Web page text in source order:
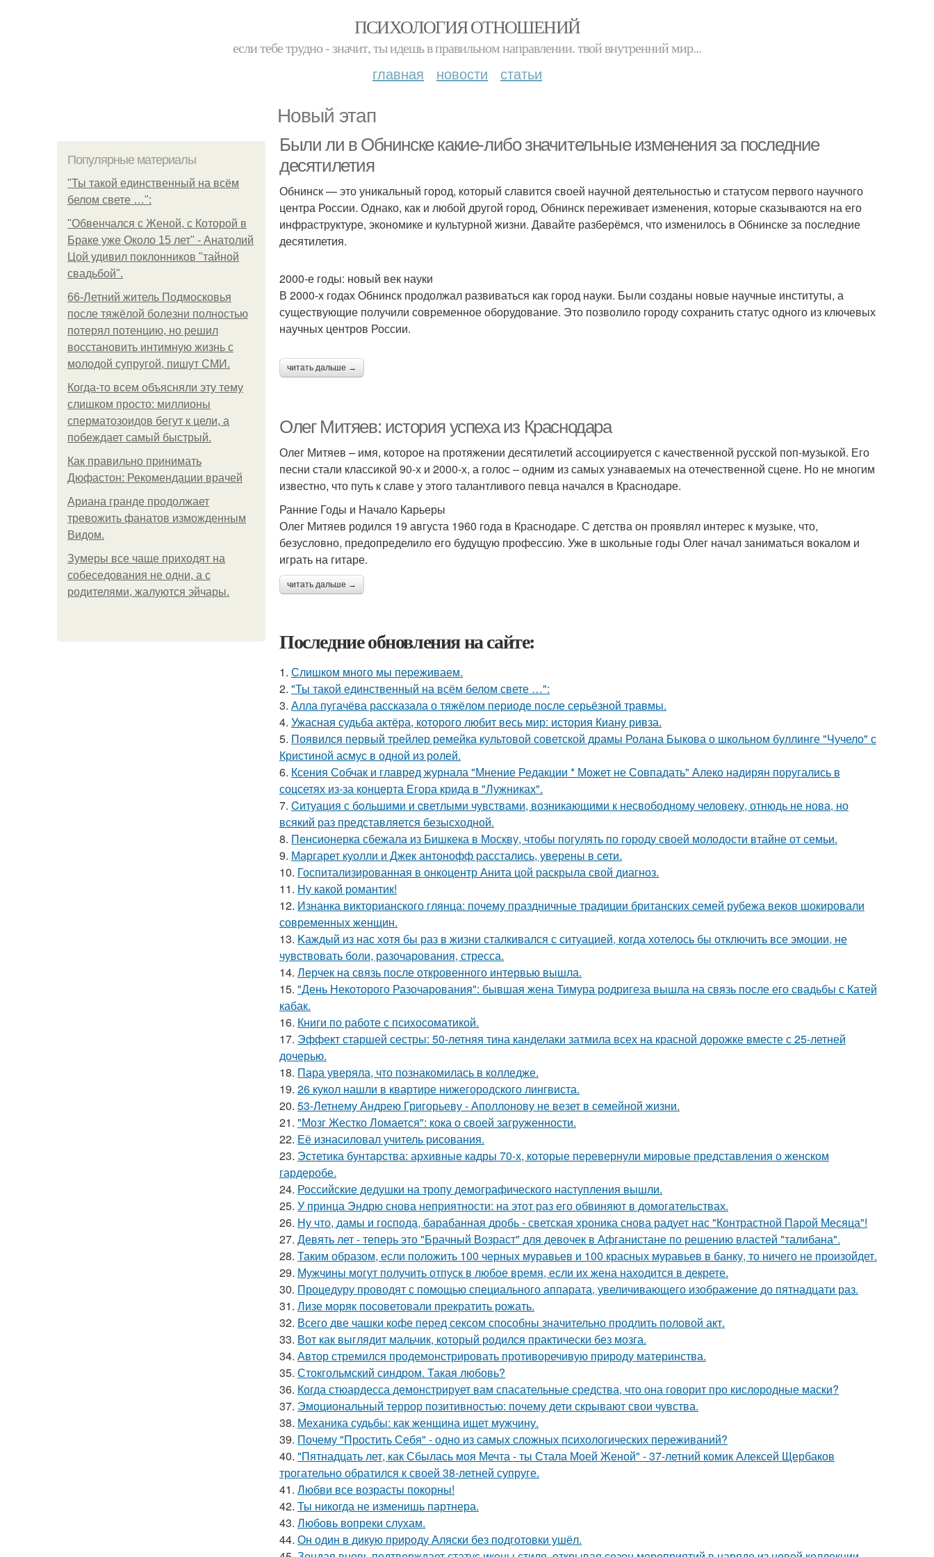
ПСИХОЛОГИЯ ОТНОШЕНИЙ
если тебе трудно - значит, ты идешь в правильном направлении. твой внутренний мир...
главная новости статьи
Новый этап
Популярные материалы
"Ты такой единственный на всём
белом свете …":
"Обвенчался с Женой, с Которой в
Браке уже Около 15 лет" - Анатолий
Цой удивил поклонников "тайной
свадьбой".
66-Летний житель Подмосковья
после тяжёлой болезни полностью
потерял потенцию, но решил
восстановить интимную жизнь с
молодой супругой, пишут СМИ.
Когда-то всем объясняли эту тему
слишком просто: миллионы
сперматозоидов бегут к цели, а
побеждает самый быстрый.
Как правильно принимать
Дюфастон: Рекомендации врачей
Ариана гранде продолжает
тревожить фанатов изможденным
Видом.
Зумеры все чаще приходят на
собеседования не одни, а с
родителями, жалуются эйчары.
Были ли в Обнинске какие-либо значительные изменения за последние
десятилетия
Обнинск — это уникальный город, который славится своей научной деятельностью и статусом первого научного
центра России. Однако, как и любой другой город, Обнинск переживает изменения, которые сказываются на его
инфраструктуре, экономике и культурной жизни. Давайте разберёмся, что изменилось в Обнинске за последние
десятилетия.
2000-е годы: новый век науки
В 2000-х годах Обнинск продолжал развиваться как город науки. Были созданы новые научные институты, а
существующие получили современное оборудование. Это позволило городу сохранить статус одного из ключевых
научных центров России.
читать дальше →
Олег Митяев: история успеха из Краснодара
Олег Митяев – имя, которое на протяжении десятилетий ассоциируется с качественной русской поп-музыкой. Его
песни стали классикой 90-х и 2000-х, а голос – одним из самых узнаваемых на отечественной сцене. Но не многим
известно, что путь к славе у этого талантливого певца начался в Краснодаре.
Ранние Годы и Начало Карьеры
Олег Митяев родился 19 августа 1960 года в Краснодаре. С детства он проявлял интерес к музыке, что,
безусловно, предопределило его будущую профессию. Уже в школьные годы Олег начал заниматься вокалом и
играть на гитаре.
читать дальше →
Последние обновления на сайте:
1. Слишком много мы пеpеживаем.
2. "Ты такой единственный на всём белом свете …":
3. Алла пугачёва рассказала о тяжёлом периоде после серьёзной травмы.
4. Ужасная судьба актёра, которого любит весь мир: история Киану ривза.
5. Появился первый трейлер ремейка культовой советской драмы Ролана Быкова о школьном буллинге "Чучело" с
Кристиной асмус в одной из ролей.
6. Ксения Собчак и главред журнала "Мнение Редакции * Может не Совпадать" Алеко надирян поругались в
соцсетях из-за концерта Егора крида в "Лужниках".
7. Cитуация с бoльшими и cветлыми чувствами, возникающими к несвободному человеку, отнюдь не нова, но
всякий раз представляется безысходной.
8. Пенсионерка сбежала из Бишкека в Москву, чтобы погулять по городу своей молодости втайне от семьи.
9. Маргарет куолли и Джек антонофф расстались, уверены в сети.
10. Госпитализированная в онкоцентр Анита цой раскрыла свой диагноз.
11. Ну какой романтик!
12. Изнанка викторианского глянца: почему праздничные традиции британских семей рубежа веков шокировали
современных женщин.
13. Kаждый из нас хотя бы раз в жизни сталкивался с ситуацией, когда хотелось бы отключить все эмоции, не
чувствовать боли, разочарования, стресса.
14. Лерчек на связь после откровенного интервью вышла.
15. "День Некоторого Разочарования": бывшая жена Тимура родригеза вышла на связь после его свадьбы с Катей
кабак.
16. Книги по работе с психосоматикой.
17. Эффект старшей сестры: 50-летняя тина канделаки затмила всех на красной дорожке вместе с 25-летней
дочерью.
18. Пара уверяла, что познакомилась в колледже.
19. 26 кукол нашли в квартире нижегородского лингвиста.
20. 53-Летнему Андрею Григорьеву - Аполлонову не везет в семейной жизни.
21. "Мозг Жестко Ломается": кока о своей загруженности.
22. Её изнасиловал учитель рисования.
23. Эстетика бунтарства: архивные кадры 70-х, которые перевернули мировые представления о женском
гардеробе.
24. Российские дедушки на тропу демографического наступления вышли.
25. У принца Эндрю снова неприятности: на этот раз его обвиняют в домогательствах.
26. Ну что, дамы и господа, барабанная дробь - светская хроника снова радует нас "Контрастной Парой Месяца"!
27. Девять лет - теперь это "Брачный Возраст" для девочек в Афганистане по решению властей "талибана".
28. Таким образом, если положить 100 черных муравьев и 100 красных муравьев в банку, то ничего не произойдет.
29. Мужчины могут получить отпуск в любое время, если их жена находится в декрете.
30. Процедуру проводят с помощью специального аппарата, увеличивающего изображение до пятнадцати раз.
31. Лизе моряк посоветовали прекратить рожать.
32. Всего две чашки кофе перед сексом способны значительно продлить половой акт.
33. Вот как выглядит мальчик, который родился практически без мозга.
34. Автор стремился продемонстрировать противоречивую природу материнства.
35. Стокгольмский синдром. Такая любовь?
36. Когда стюардесса демонстрирует вам спасательные средства, что она говорит про кислородные маски?
37. Эмоциональный террор позитивностью: почему дети скрывают свои чувства.
38. Механика судьбы: как женщина ищет мужчину.
39. Почему "Простить Себя" - одно из самых сложных психологических переживаний?
40. "Пятнадцать лет, как Сбылась моя Мечта - ты Стала Моей Женой" - 37-летний комик Алексей Щербаков
трогательно обратился к своей 38-летней супруге.
41. Любви все возрасты покорны!
42. Ты никогда не изменишь партнера.
43. Любовь вопреки слухам.
44. Он один в дикую природу Аляски без подготовки ушёл.